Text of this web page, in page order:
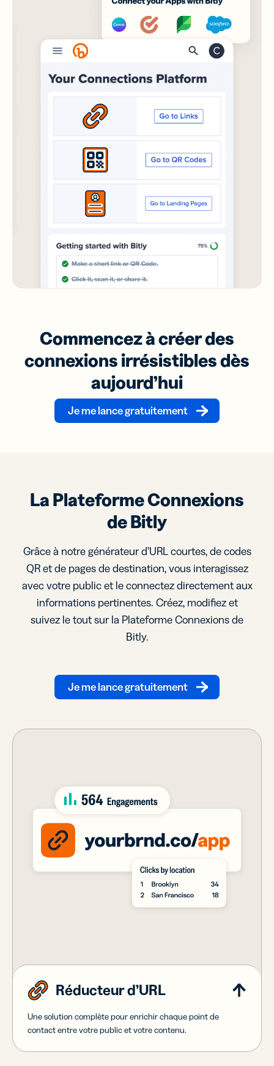
Commencez à créer des
connexions irrésistibles dès
aujourd’hui
Je me lance gratuitement
La Plateforme Connexions
de Bitly
Grâce à notre générateur d’URL courtes, de codes
QR et de pages de destination, vous interagissez
avec votre public et le connectez directement aux
informations pertinentes. Créez, modifiez et
suivez le tout sur la Plateforme Connexions de
Bitly.
Je me lance gratuitement
Réducteur d’URL
Une solution complète pour enrichir chaque point de
contact entre votre public et votre contenu.